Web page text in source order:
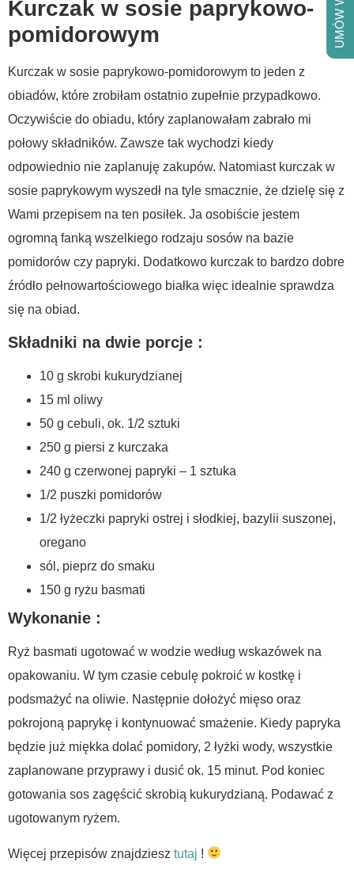
Kurczak w sosie paprykowo-
pomidorowym
Kurczak w sosie paprykowo-pomidorowym to jeden z
obiadów, które zrobiłam ostatnio zupełnie przypadkowo.
Oczywiście do obiadu, który zaplanowałam zabrało mi
połowy składników. Zawsze tak wychodzi kiedy
odpowiednio nie zaplanuję zakupów. Natomiast kurczak w
sosie paprykowym wyszedł na tyle smacznie, że dzielę się z
Wami przepisem na ten posiłek. Ja osobiście jestem
ogromną fanką wszelkiego rodzaju sosów na bazie
pomidorów czy papryki. Dodatkowo kurczak to bardzo dobre
źródło pełnowartościowego białka więc idealnie sprawdza
się na obiad.
Składniki na dwie porcje :
10 g skrobi kukurydzianej
15 ml oliwy
50 g cebuli, ok. 1/2 sztuki
250 g piersi z kurczaka
240 g czerwonej papryki – 1 sztuka
1/2 puszki pomidorów
1/2 łyżeczki papryki ostrej i słodkiej, bazylii suszonej,
oregano
sól, pieprz do smaku
150 g ryżu basmati
Wykonanie :
Ryż basmati ugotować w wodzie według wskazówek na
opakowaniu. W tym czasie cebulę pokroić w kostkę i
podsmażyć na oliwie. Następnie dołożyć mięso oraz
pokrojoną paprykę i kontynuować smażenie. Kiedy papryka
będzie już miękka dolać pomidory, 2 łyżki wody, wszystkie
zaplanowane przyprawy i dusić ok. 15 minut. Pod koniec
gotowania sos zagęścić skrobią kukurydzianą. Podawać z
ugotowanym ryżem.
Więcej przepisów znajdziesz tutaj !